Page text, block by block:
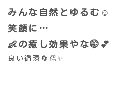
みんな自然とゆるむ☺️
笑顔に…
👶の癒し効果やな🤭💕
良い循環🔄👏✨